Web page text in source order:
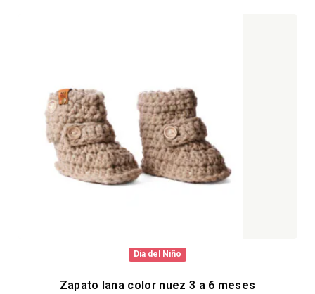
Día del Niño
Zapato lana color nuez 3 a 6 meses